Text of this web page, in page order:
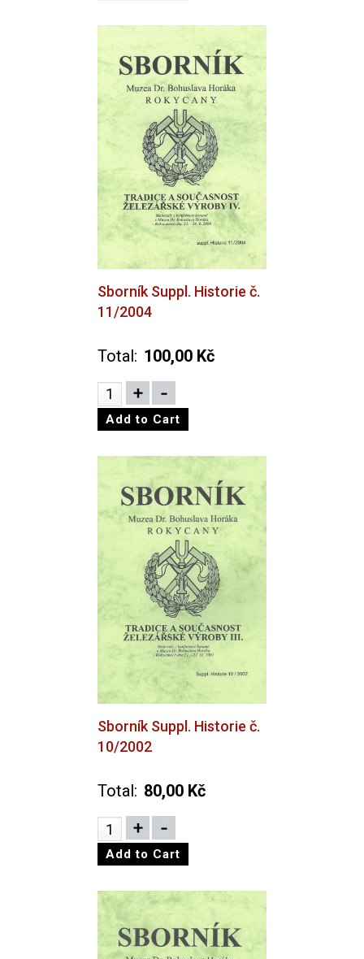
Sborník Suppl. Historie č.
11/2004
Total: 100,00 Kč
Sborník Suppl. Historie č.
10/2002
Total: 80,00 Kč